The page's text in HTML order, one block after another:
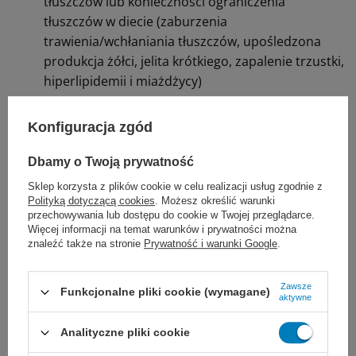
tłuszczów w diecie (zaburzenia
trawienia/wchłaniania tłuszczów, upośledzona
produkcja żółci, jelita krótkiego, zapalenie trzustki,
hiperlipidemii i miażdżycy)
Działanie Nutrego Regen
Wysoka zawartość węglowodanów powoduje
wzrost nieoksydacyjnego metabolizmu glukozy,
co jest warunkiem koniecznym do wsparcia
procesów anabolicznych, regeneracji tkanek.
Wysoka zawartość węglowodanów zapewnia
natychmiastowe źródło energii do aktywności
fizycznej związanej z leczeniem rehabilitacyjnym
mającym na celu zwiększenie masy mięśniowej.
Niska zawartość tłuszczów o doskonałym profilu
Konfiguracja zgód
Dbamy o Twoją prywatność
Sklep korzysta z plików cookie w celu realizacji usług zgodnie z
Polityką dotyczącą cookies. Możesz określić warunki
przechowywania lub dostępu do cookie w Twojej przeglądarce.
Więcej informacji na temat warunków i prywatności można
znaleźć także na stronie Prywatność i warunki Google.
Funkcjonalne pliki cookie (wymagane)
Zawsze
aktywne
Analityczne pliki cookie